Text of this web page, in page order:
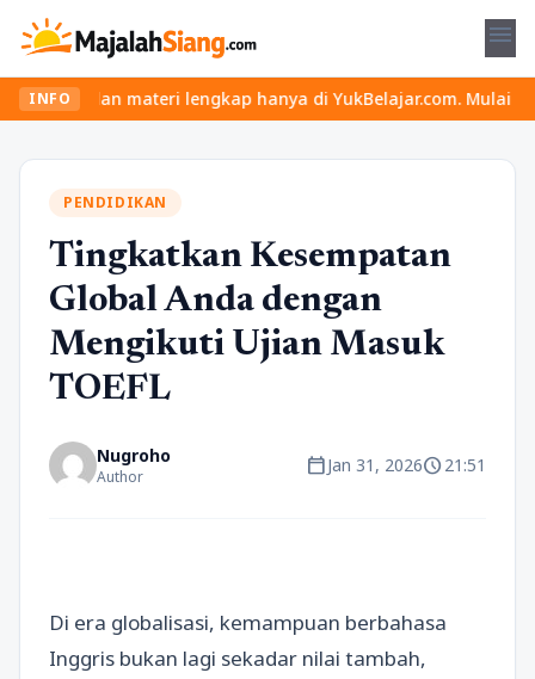
menu
INFO
dan materi lengkap hanya di YukBelajar.com. Mulai
PENDIDIKAN
Tingkatkan Kesempatan
Global Anda dengan
Mengikuti Ujian Masuk
TOEFL
Nugroho
Author calendar_todayJan 31, 2026schedule21:51
Di era globalisasi, kemampuan berbahasa
Inggris bukan lagi sekadar nilai tambah,